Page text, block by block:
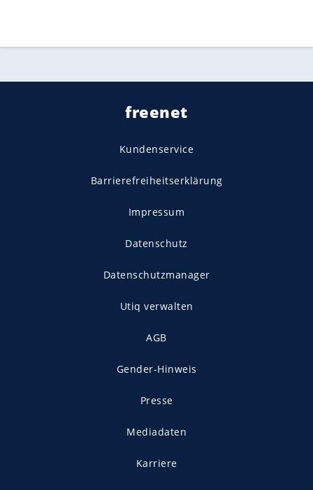
freenet
Kundenservice
Barrierefreiheitserklärung
Impressum
Datenschutz
Datenschutzmanager
Utiq verwalten
AGB
Gender-Hinweis
Presse
Mediadaten
Karriere